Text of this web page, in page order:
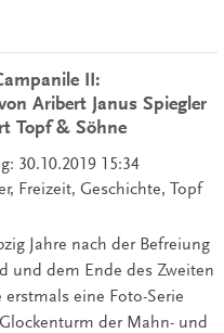
II:
Aribert Janus Spiegler
Topf & Söhne
30.10.2019 15:34
Freizeit, Geschichte, Topf
Jahre nach der Befreiung
und dem Ende des Zweiten
eine Foto-Serie
der Mahn- und